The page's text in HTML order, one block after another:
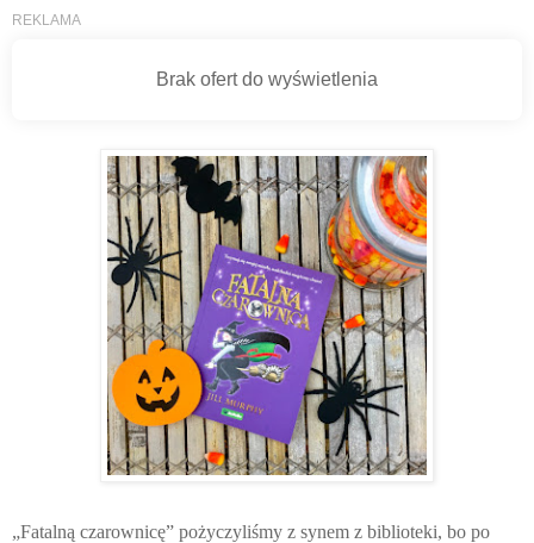
„Fatalną czarownicę” pożyczyliśmy z synem z biblioteki, bo po